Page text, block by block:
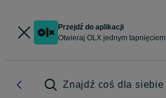
Przejdź do aplikacji
Otwieraj OLX jednym tapnięciem
Znajdź coś dla siebie